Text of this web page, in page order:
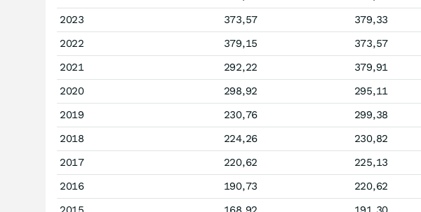
2023
373,57 379,33
2022
379,15 373,57
2021
292,22 379,91
2020
298,92 295,11
2019
230,76 299,38
2018
224,26 230,82
2017
220,62 225,13
2016
190,73 220,62